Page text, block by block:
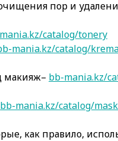
пор и
catalog/tonery
mania.kz/catalog/
макияж– bb-mania.kz/
bb-mania.kz/catalog/
как правило,